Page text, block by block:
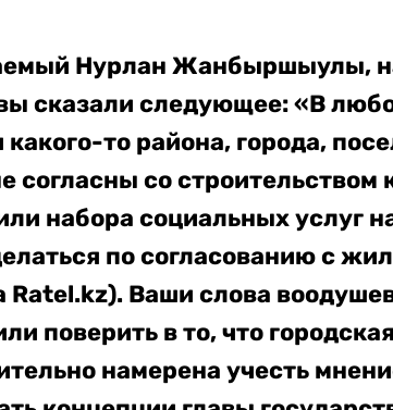
Нурлан Жанбыршыулы,
сказали следующее: «В
то района, города,
согласны со строительством
набора социальных услуг
по согласованию с
Ratel.kz). Ваши слова
поверить в то, что
намерена учесть